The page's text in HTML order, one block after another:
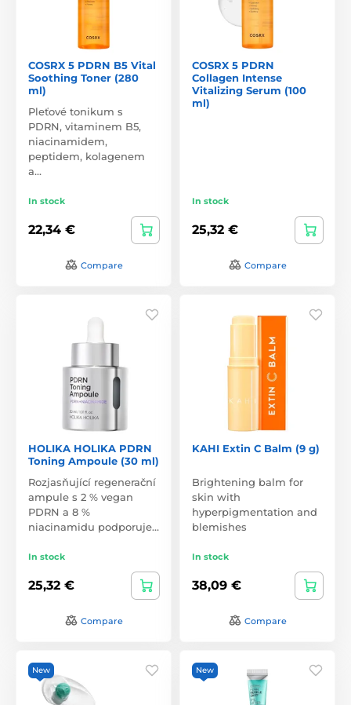
COSRX 5 PDRN B5 Vital
Soothing Toner (280
ml)
Pleťové tonikum s
PDRN, vitaminem B5,
niacinamidem,
peptidem, kolagenem
a…
In stock
22,34 €
Compare
COSRX 5 PDRN
Collagen Intense
Vitalizing Serum (100
ml)
In stock
25,32 €
Compare
HOLIKA HOLIKA PDRN
Toning Ampoule (30 ml)
Rozjasňující regenerační
ampule s 2 % vegan
PDRN a 8 %
niacinamidu podporuje…
In stock
25,32 €
Compare
KAHI Extin C Balm (9 g)
Brightening balm for
skin with
hyperpigmentation and
blemishes
In stock
38,09 €
Compare
New New